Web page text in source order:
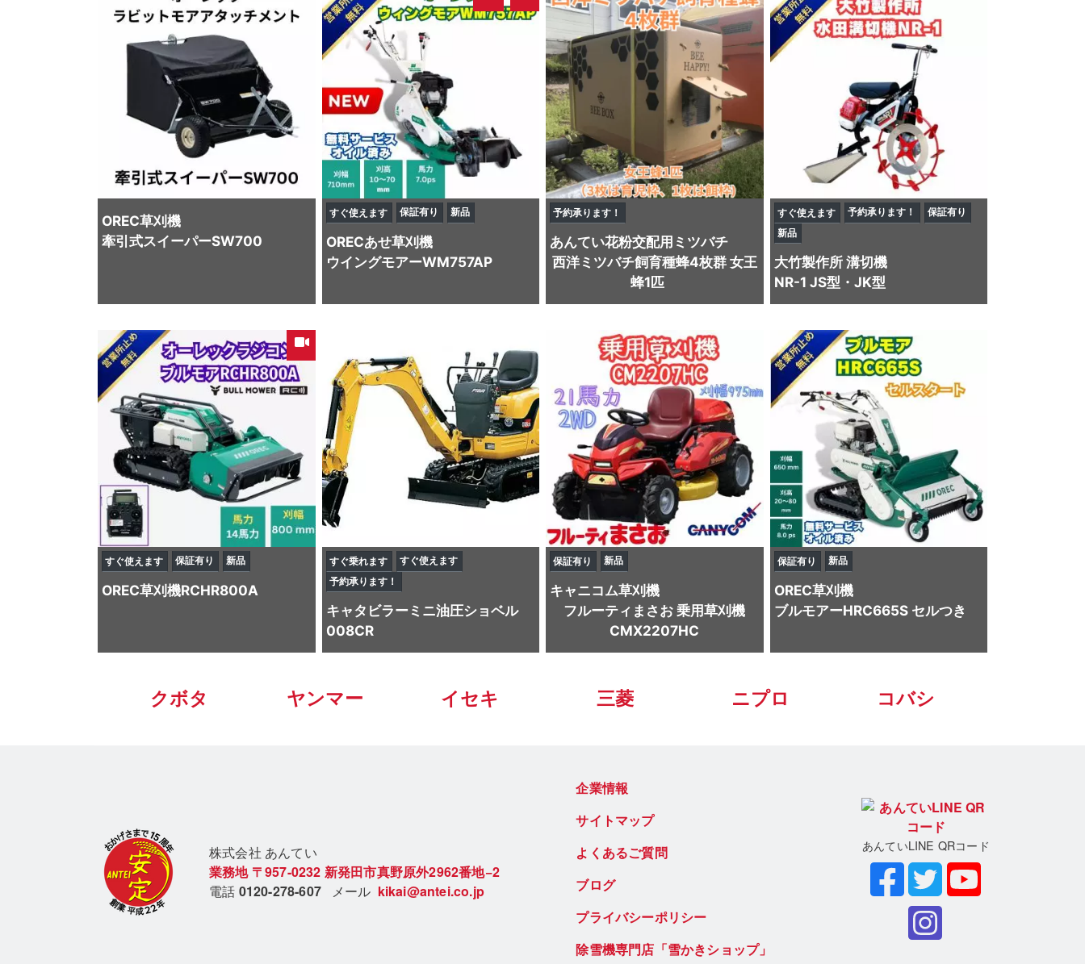
OREC草刈機
牽引式スイーパーSW700
すぐ使えます 保証有り 新品
ORECあせ草刈機
ウイングモアーWM757AP
予約承ります！
あんてい花粉交配用ミツバチ
西洋ミツバチ飼育種蜂4枚群 女王
蜂1匹
すぐ使えます 予約承ります！
保証有り
新品
大竹製作所溝切機
NR-1 JS型・JK型
すぐ使えます 保証有り 新品
OREC草刈機RCHR800A
すぐ乗れます
すぐ使えます
予約承ります！
キャタビラーミニ油圧ショベル
008CR
保証有り 新品
キャニコム草刈機
フルーティまさお 乗用草刈機
CMX2207HC
保証有り 新品
OREC草刈機
ブルモアーHRC665S セルつき
クボタ ヤンマー イセキ 三菱 ニプロ コバシ
株式会社 あんてい
業務地 〒957-0232 新発田市真野原外2962番地−2
電話 0120-278-607 メール kikai@antei.co.jp
企業情報
サイトマップ
よくあるご質問
ブログ
プライバシーポリシー
除雪機専門店「雪かきショップ」
あんていLINE QRコード